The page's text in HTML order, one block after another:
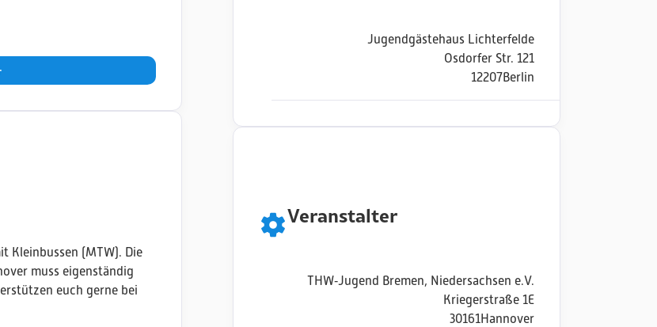
Kleinbussen (MTW). Die
muss eigenständig
euch gerne bei
Jugendgästehaus Lichterfelde
Osdorfer Str. 121
12207Berlin
Veranstalter
THW‑Jugend Bremen, Niedersachsen e.V.
Kriegerstraße 1E
30161Hannover